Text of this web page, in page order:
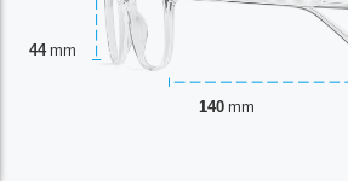
44 mm
140 mm